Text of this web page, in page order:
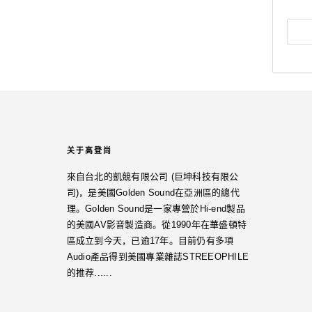
关于高登尚
來自台北的凱競有限公司 (巨坤科技有限公
司)，是美國Golden Sound在亞洲區的總代
理。Golden Sound是一家專營於Hi-end製品
的美國AV影音製造商。從1990年在華盛頓特
區成立到今天，已逾17年。目前仍有多項
Audio產品得到美國專業雜誌STREEOPHILE
的推荐......